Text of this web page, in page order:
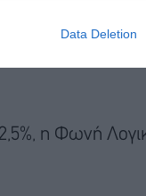
Data Deletion
η Φωνή